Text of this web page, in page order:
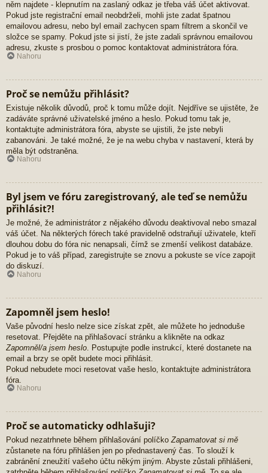
něm najdete - klepnutím na zaslaný odkaz je třeba váš účet aktivovat.
Pokud jste registrační email neobdrželi, mohli jste zadat špatnou
emailovou adresu, nebo byl email zachycen spam filtrem a skončil ve
složce se spamy. Pokud jste si jistí, že jste zadali správnou emailovou
adresu, zkuste s prosbou o pomoc kontaktovat administrátora fóra.
Nahoru
Proč se nemůžu přihlásit?
Existuje několik důvodů, proč k tomu může dojít. Nejdříve se ujistěte, že
zadáváte správné uživatelské jméno a heslo. Pokud tomu tak je,
kontaktujte administrátora fóra, abyste se ujistili, že jste nebyli
zabanováni. Je také možné, že je na webu chyba v nastavení, která by
měla být odstraněna.
Nahoru
Byl jsem ve fóru zaregistrovaný, ale teď se nemůžu
přihlásit?!
Je možné, že administrátor z nějakého důvodu deaktivoval nebo smazal
váš účet. Na některých fórech také pravidelně odstraňují uživatele, kteří
dlouhou dobu do fóra nic nenapsali, čímž se zmenší velikost databáze.
Pokud je to váš případ, zaregistrujte se znovu a pokuste se více zapojit
do diskuzí.
Nahoru
Zapomněl jsem heslo!
Vaše původní heslo nelze sice získat zpět, ale můžete ho jednoduše
resetovat. Přejděte na přihlašovací stránku a klikněte na odkaz
Zapomněl/a jsem heslo . Postupujte podle instrukcí, které dostanete na
email a brzy se opět budete moci přihlásit.
Pokud nebudete moci resetovat vaše heslo, kontaktujte administrátora
fóra.
Nahoru
Proč se automaticky odhlašuji?
Pokud nezatrhnete během přihlašování políčkoZapamatovat si mě
zůstanete na fóru přihlášen jen po přednastavený čas. To slouží k
zabránění zneužití vašeho účtu někým jiným. Abyste zůstali přihlášeni,